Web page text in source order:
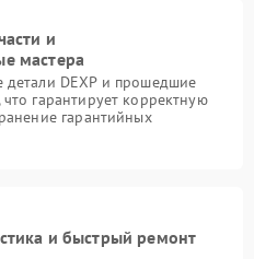
и
мастера
детали DEXP и прошедшие
гарантирует корректную
гарантийных
и быстрый ремонт